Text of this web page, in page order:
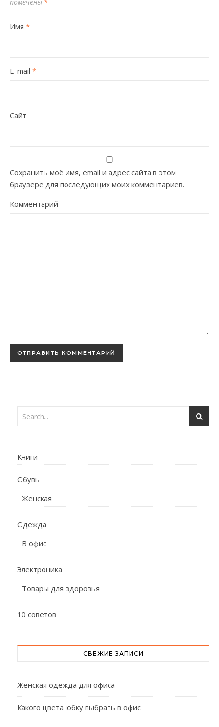
помечены *
Имя *
E-mail *
Сайт
Сохранить моё имя, email и адрес сайта в этом
браузере для последующих моих комментариев.
Комментарий
Книги
Обувь
Женская
Одежда
В офис
Электроника
Товары для здоровья
10 советов
СВЕЖИЕ ЗАПИСИ
Женская одежда для офиса
Какого цвета юбку выбрать в офис